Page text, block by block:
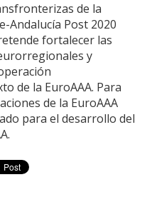
de la
Andalucía Post 2020
fortalecer las
y
de la EuroAAA. Para
de la EuroAAA
para el desarrollo del
transfronterizas de la
Andalucía post 2020